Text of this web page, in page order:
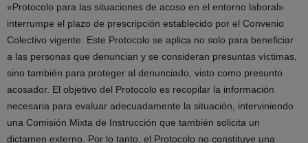
«Protocolo para las situaciones de acoso en el entorno laboral»
interrumpe el plazo de prescripción establecido por el Convenio
Colectivo vigente. Este Protocolo se aplica no solo para beneficiar
a las personas que denuncian y se consideran presuntas víctimas,
sino también para proteger al denunciado, visto como presunto
acosador. El objetivo del Protocolo es recopilar la información
necesaria para evaluar adecuadamente la situación, interviniendo
una Comisión Mixta de Instrucción que también solicita un
dictamen externo. Por lo tanto, el Protocolo no constituye una